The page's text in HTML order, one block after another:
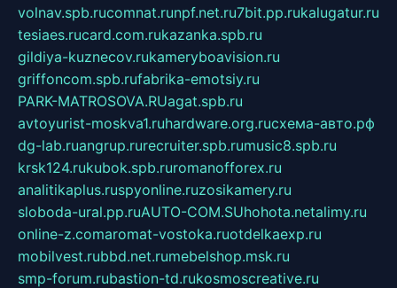
volnav.spb.rucomnat.runpf.net.ru7bit.pp.rukalugatur.ru
tesiaes.rucard.com.rukazanka.spb.ru
gildiya-kuznecov.rukameryboavision.ru
griffoncom.spb.rufabrika-emotsiy.ru
PARK-MATROSOVA.RUagat.spb.ru
avtoyurist-moskva1.ruhardware.org.ruсхема-авто.рф
dg-lab.ruangrup.rurecruiter.spb.rumusic8.spb.ru
krsk124.rukubok.spb.ruromanofforex.ru
analitikaplus.ruspyonline.ruzosikamery.ru
sloboda-ural.pp.ruAUTO-COM.SUhohota.netalimy.ru
online-z.comaromat-vostoka.ruotdelkaexp.ru
mobilvest.rubbd.net.rumebelshop.msk.ru
smp-forum.rubastion-td.rukosmoscreative.ru